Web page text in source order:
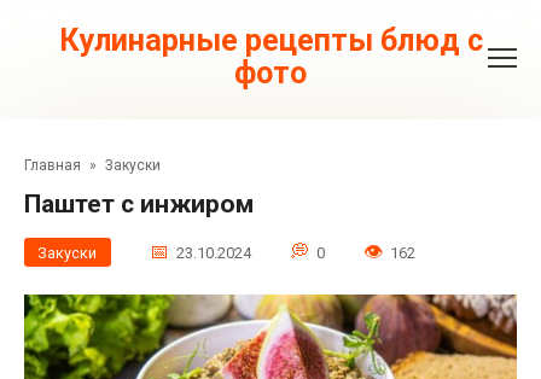
контентуКулинарные рецепты блюд с
фото
Главная » Закуски
Паштет с инжиром
Закуски 23.10.2024 0 162